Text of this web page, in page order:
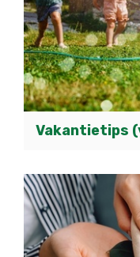
Vakantietips